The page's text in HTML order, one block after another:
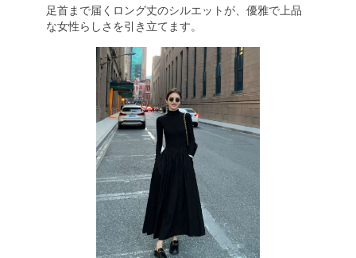
足首まで届くロング丈のシルエットが、優雅で上品
な女性らしさを引き立てます。